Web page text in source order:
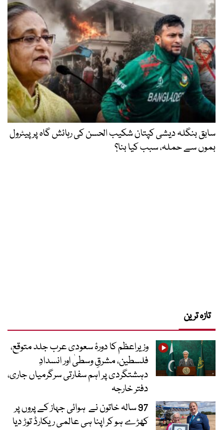
سابق بنگلہ دیشی کپتان شکیب الحسن کی رہائش گاہ پر پیٹرول
بموں سے حملہ، سبب کیا بنا؟
تازہ ترین
وزیراعظم کا دورۂ سعودی عرب جلد متوقع،
فلسطین، مشرقِ وسطیٰ اور انسدادِ
دہشتگردی پر اہم سفارتی سرگرمیاں جاری،
دفتر خارجہ
97 سالہ خاتون نے ہوائی جہاز کے پروں پر
کھڑے ہو کر اپنا ہی عالمی ریکارڈ توڑ دیا